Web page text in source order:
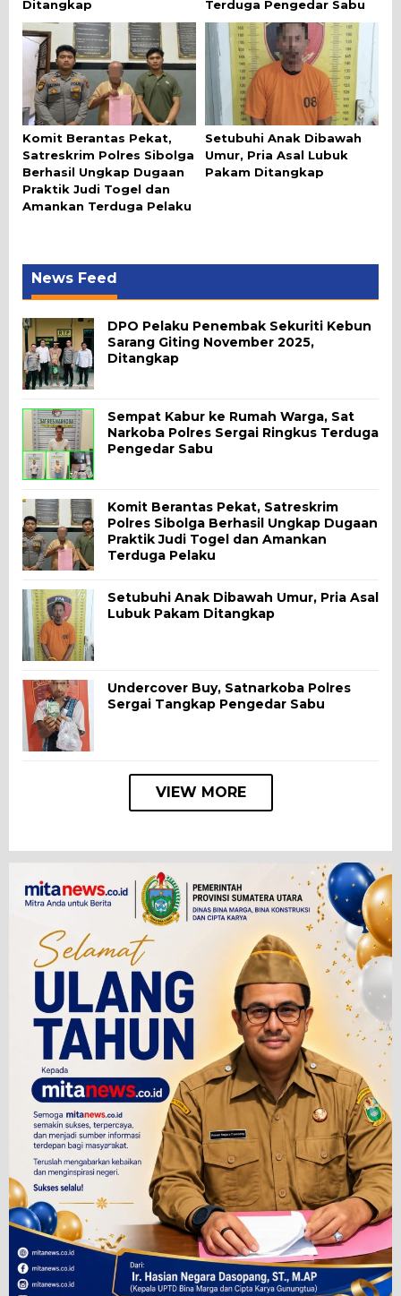
Ditangkap Terduga Pengedar Sabu
Komit Berantas Pekat,
Satreskrim Polres Sibolga
Berhasil Ungkap Dugaan
Praktik Judi Togel dan
Amankan Terduga Pelaku
Setubuhi Anak Dibawah
Umur, Pria Asal Lubuk
Pakam Ditangkap
News Feed
DPO Pelaku Penembak Sekuriti Kebun
Sarang Giting November 2025,
Ditangkap
Sempat Kabur ke Rumah Warga, Sat
Narkoba Polres Sergai Ringkus Terduga
Pengedar Sabu
Komit Berantas Pekat, Satreskrim
Polres Sibolga Berhasil Ungkap Dugaan
Praktik Judi Togel dan Amankan
Terduga Pelaku
Setubuhi Anak Dibawah Umur, Pria Asal
Lubuk Pakam Ditangkap
Undercover Buy, Satnarkoba Polres
Sergai Tangkap Pengedar Sabu
VIEW MORE